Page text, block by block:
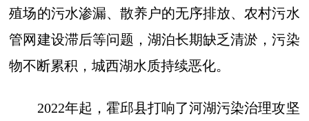
殖场的污水渗漏、散养户的无序排放、农村污水
管网建设滞后等问题，湖泊长期缺乏清淤，污染
物不断累积，城西湖水质持续恶化。
2022年起，霍邱县打响了河湖污染治理攻坚